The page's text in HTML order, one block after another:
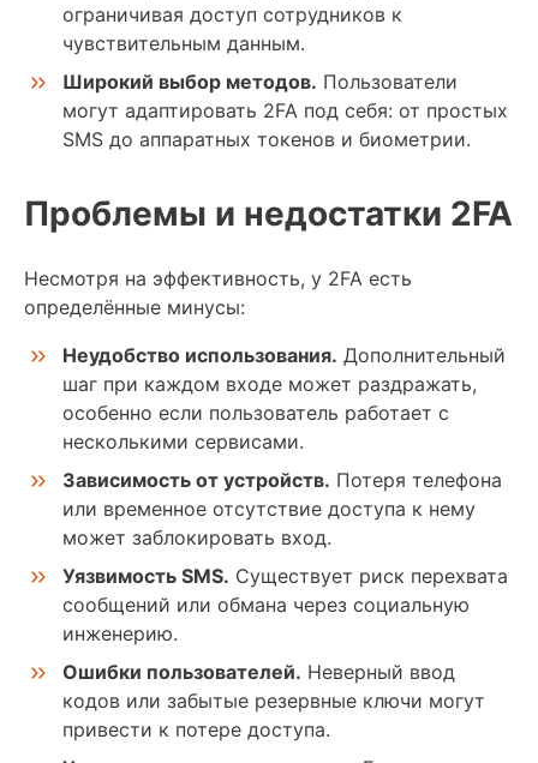
ограничивая доступ сотрудников к
чувствительным данным.
Широкий выбор методов. Пользователи
могут адаптировать 2FA под себя: от простых
SMS до аппаратных токенов и биометрии.
Проблемы и недостатки 2FA
Несмотря на эффективность, у 2FA есть
определённые минусы:
Неудобство использования. Дополнительный
шаг при каждом входе может раздражать,
особенно если пользователь работает с
несколькими сервисами.
Зависимость от устройств. Потеря телефона
или временное отсутствие доступа к нему
может заблокировать вход.
Уязвимость SMS. Существует риск перехвата
сообщений или обмана через социальную
инженерию.
Ошибки пользователей. Неверный ввод
кодов или забытые резервные ключи могут
привести к потере доступа.